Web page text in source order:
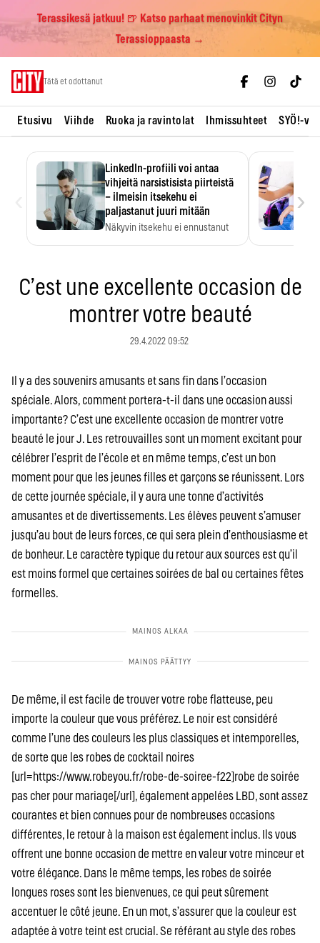
Terassikesä jatkuu! 🍺 Katso parhaat menovinkit Cityn
Terassioppaasta →
Tätä et odottanut
Etusivu Viihde Ruoka ja ravintolat Ihmissuhteet SYÖ!-
LinkedIn-profiili voi antaa
vihjeitä narsistisista piirteistä
– ilmeisin itsekehu ei
paljastanut juuri mitään
Näkyvin itsekehu ei ennustanut
›
C’est une excellente occasion de
montrer votre beauté
29.4.2022 09:52
Il y a des souvenirs amusants et sans fin dans l’occasion
spéciale. Alors, comment portera-t-il dans une occasion aussi
importante? C’est une excellente occasion de montrer votre
beauté le jour J. Les retrouvailles sont un moment excitant pour
célébrer l’esprit de l’école et en même temps, c’est un bon
moment pour que les jeunes filles et garçons se réunissent. Lors
de cette journée spéciale, il y aura une tonne d’activités
amusantes et de divertissements. Les élèves peuvent s’amuser
jusqu’au bout de leurs forces, ce qui sera plein d’enthousiasme et
de bonheur. Le caractère typique du retour aux sources est qu’il
est moins formel que certaines soirées de bal ou certaines fêtes
formelles.
De même, il est facile de trouver votre robe flatteuse, peu
importe la couleur que vous préférez. Le noir est considéré
comme l’une des couleurs les plus classiques et intemporelles,
de sorte que les robes de cocktail noires
[url=https://www.robeyou.fr/robe-de-soiree-f22]robe de soirée
pas cher pour mariage[/url], également appelées LBD, sont assez
courantes et bien connues pour de nombreuses occasions
différentes, le retour à la maison est également inclus. Ils vous
offrent une bonne occasion de mettre en valeur votre minceur et
votre élégance. Dans le même temps, les robes de soirée
longues roses sont les bienvenues, ce qui peut sûrement
accentuer le côté jeune. En un mot, s’assurer que la couleur est
adaptée à votre teint est crucial. Se référant au style des robes